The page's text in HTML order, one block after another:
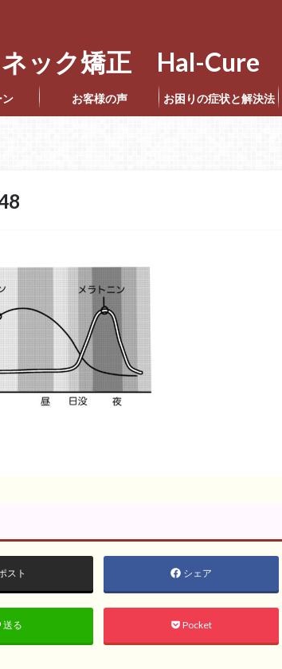
ック矯正 Hal-Cure
ン お客様の声 お困りの症状と解決法
スト シェア
送る Pocket